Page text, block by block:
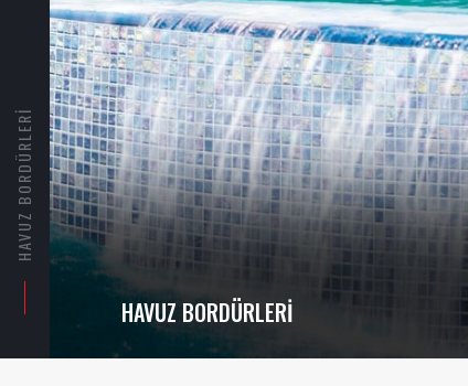
HAVUZ BORDÜRLERI
HAVUZ BORDÜRLERI